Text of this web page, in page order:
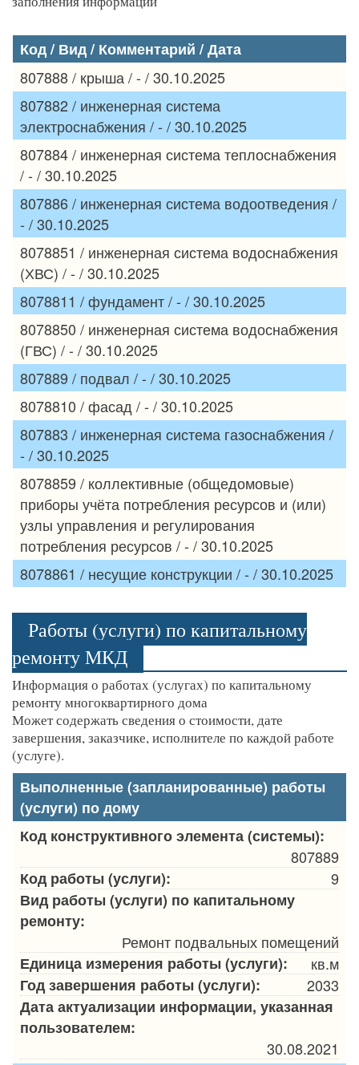
Код / Вид / Комментарий / Дата
807888 / крыша / - / 30.10.2025
807882 / инженерная система
электроснабжения / - / 30.10.2025
807884 / инженерная система теплоснабжения
/ - / 30.10.2025
807886 / инженерная система водоотведения /
- / 30.10.2025
8078851 / инженерная система водоснабжения
(ХВС) / - / 30.10.2025
8078811 / фундамент / - / 30.10.2025
8078850 / инженерная система водоснабжения
(ГВС) / - / 30.10.2025
807889 / подвал / - / 30.10.2025
8078810 / фасад / - / 30.10.2025
807883 / инженерная система газоснабжения /
- / 30.10.2025
8078859 / коллективные (общедомовые)
приборы учёта потребления ресурсов и (или)
узлы управления и регулирования
потребления ресурсов / - / 30.10.2025
8078861 / несущие конструкции / - / 30.10.2025
Работы (услуги) по капитальному
ремонту МКД
Информация о работах (услугах) по капитальному
ремонту многоквартирного дома
Может содержать сведения о стоимости, дате
завершения, заказчике, исполнителе по каждой работе
(услуге).
Выполненные (запланированные) работы
(услуги) по дому
Код конструктивного элемента (системы):
807889
Код работы (услуги):
9
Вид работы (услуги) по капитальному
ремонту:
Ремонт подвальных помещений
Единица измерения работы (услуги):
кв.м
Год завершения работы (услуги):
2033
Дата актуализации информации, указанная
пользователем:
30.08.2021